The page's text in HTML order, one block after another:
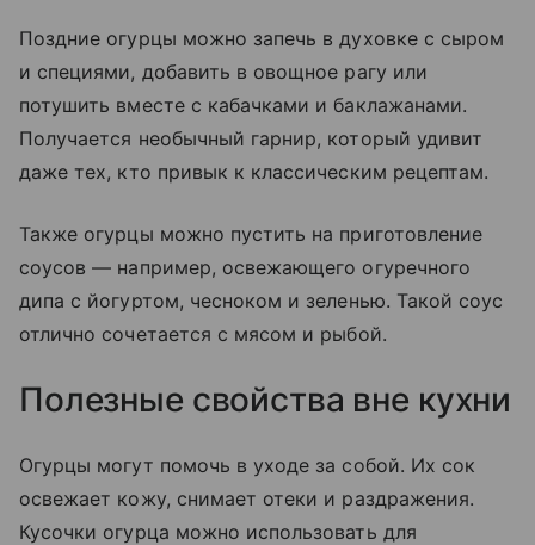
Поздние огурцы можно запечь в духовке с сыром
и специями, добавить в овощное рагу или
потушить вместе с кабачками и баклажанами.
Получается необычный гарнир, который удивит
даже тех, кто привык к классическим рецептам.
Также огурцы можно пустить на приготовление
соусов — например, освежающего огуречного
дипа с йогуртом, чесноком и зеленью. Такой соус
отлично сочетается с мясом и рыбой.
Полезные свойства вне кухни
Огурцы могут помочь в уходе за собой. Их сок
освежает кожу, снимает отеки и раздражения.
Кусочки огурца можно использовать для